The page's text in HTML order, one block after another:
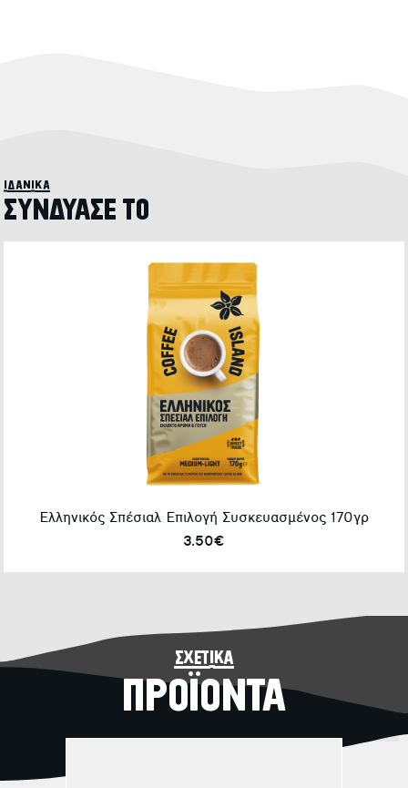
ιδανικά
ΣΥΝΔΥΑΣΕ ΤΟ
Ελληνικός Σπέσιαλ Επιλογή Συσκευασμένος 170γρ
3.50€
σχετικά
ΠΡΟΪΟΝΤΑ